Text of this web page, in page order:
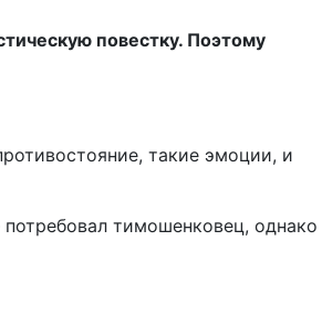
повестку. Поэтому
такие эмоции, и
тимошенковец, однако